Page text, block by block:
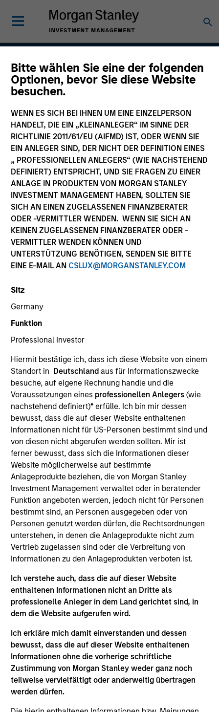
Bitte wählen Sie eine der folgenden
Optionen, bevor Sie diese Website
besuchen.
WENN ES SICH BEI IHNEN UM EINE EINZELPERSON
HANDELT, DIE EIN „KLEINANLEGER“ IM SINNE DER
RICHTLINIE 2011/61/EU (AIFMD) IST, ODER WENN SIE
EIN ANLEGER SIND, DER NICHT DER DEFINITION EINES
„ PROFESSIONELLEN ANLEGERS“ (WIE NACHSTEHEND
DEFINIERT) ENTSPRICHT, UND SIE FRAGEN ZU EINER
ANLAGE IN PRODUKTEN VON MORGAN STANLEY
INVESTMENT MANAGEMENT HABEN, SOLLTEN SIE
SICH AN EINEN ZUGELASSENEN FINANZBERATER
ODER -VERMITTLER WENDEN. WENN SIE SICH AN
KEINEN ZUGELASSENEN FINANZBERATER ODER -
VERMITTLER WENDEN KÖNNEN UND
UNTERSTÜTZUNG BENÖTIGEN, SENDEN SIE BITTE
EINE E-MAIL AN CSLUX@MORGANSTANLEY.COM
Sitz
Germany
Funktion
Professional Investor
Hiermit bestätige ich, dass ich diese Website von einem
Standort in Deutschland aus für Informationszwecke
besuche, auf eigene Rechnung handle und die
Voraussetzungen eines professionellen Anlegers(wie
nachstehend definiert)* erfülle. Ich bin mir dessen
bewusst, dass die auf dieser Website enthaltenen
Informationen nicht für US-Personen bestimmt sind und
von diesen nicht abgerufen werden sollten. Mir ist
ferner bewusst, dass sich die Informationen dieser
Website möglicherweise auf bestimmte
Anlageprodukte beziehen, die von Morgan Stanley
Investment Management verwaltet oder in beratender
Funktion angeboten werden, jedoch nicht für Personen
bestimmt sind, an Personen ausgegeben oder von
Personen genutzt werden dürfen, die Rechtsordnungen
unterstehen, in denen die Anlageprodukte nicht zum
Vertrieb zugelassen sind oder die Verbreitung von
Informationen zu den Anlageprodukten verboten ist.
Ich verstehe auch, dass die auf dieser Website
enthaltenen Informationen nicht an Dritte als
professionelle Anleger in dem Land gerichtet sind, in
dem die Website aufgerufen wird.
Ich erkläre mich damit einverstanden und dessen
bewusst, dass die auf dieser Website enthaltenen
Informationen ohne die vorherige schriftliche
Zustimmung von Morgan Stanley weder ganz noch
teilweise vervielfältigt oder anderweitig übertragen
werden dürfen.
Indian Equity Strategy
Strategy Inception
February 1994
Asset Class
Emerging Markets Equity
Quick Facts
Benchmark
MSCI India Index
Related Product
Pooled Vehicle
Insights
Overview
TheMorgan Stanley Indian Equity Strategyseeks to
deliver long term risk adjusted returns by investing in
Indian equities. It integrates top down macro-thematic
research with bottom-up analysis to build a growth-
oriented portfolio.
Differentiators
1
INDIA, LONG INSTITUTIONAL MEMORY
As a pioneer in emerging markets investing, MSIM has
demonstrated expertise and commitment to the region.
MSIM was an early mover in emerging markets, first
investing in the asset class in 1986, originally in emerging
Asia. We were one of the first foreign institutional
investors in India in 1989, and the first foreign mutual fund